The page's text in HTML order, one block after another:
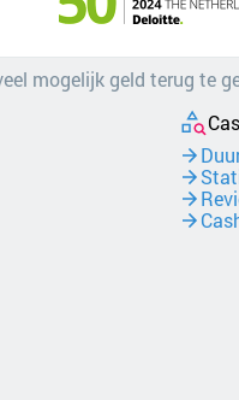
mogelijk geld terug te